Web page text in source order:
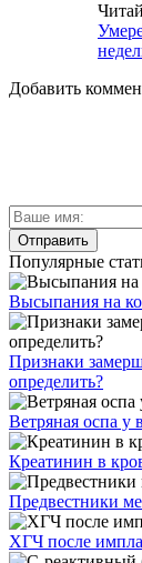
Добавить
Популярные
Высыпания на
Признаки
определить?
Ветряная оспа у
Креатинин в
Предвестники
ХГЧ после